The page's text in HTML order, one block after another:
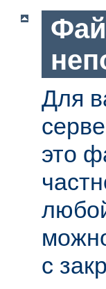
Для
это
с